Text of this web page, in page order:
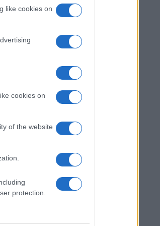
like cookies on
cookies on
of the website
protection.
pays
du
à
de